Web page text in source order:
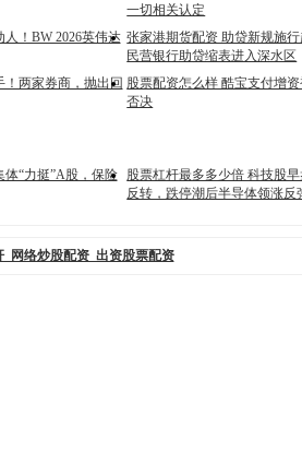
一切相关认定
！BW 2026英伟达 张家港期货配资 助贷新规施
民营银行助贷缩表进入深水区
两家券商，抛出回 股票配资怎么样 酷宝支付增
否决
“力挺”A股，保险
股票杠杆最多多少倍 科技股
反转，跌停潮后半导体领涨反
_网络炒股配资_出资股票配资